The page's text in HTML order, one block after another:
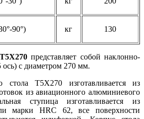
90°) кг 130
представляет собой наклонно-
с диаметром 270 мм.
стола T5X270 изготавливается из
из авиационного алюминиевого
ступица изготавливается из
марки HRC 62, все поверхности